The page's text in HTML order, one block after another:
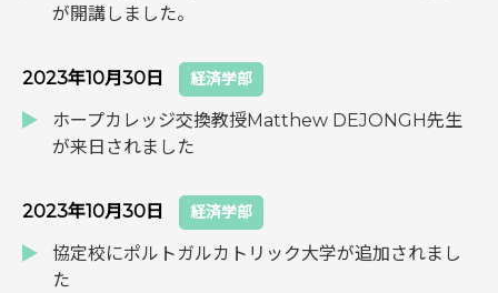
が開講しました。
2023年10月30日 経済学部
ホープカレッジ交換教授Matthew DEJONGH先生
が来日されました
2023年10月30日 経済学部
協定校にポルトガルカトリック大学が追加されまし
た